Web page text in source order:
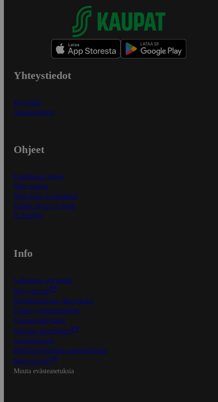
Yhteystiedot
Myymälät
Asiakaspalvelu
Ohjeet
Ensitilaajan ohjeet
Näin maksat
Näin tilaat ja muokkaat
Kaikki ohjeet ja vinkit
In English
Info
S-Business yrityksille
Oiva-raportit
Osuuskauppojen yhteystiedot
Tilaus- ja toimitusehdot
Tietosuojakäytäntö
Palvelun käyttöehdot
Saavutettavuus
Mobiilisovelluksen saavutettavuus
Mainostajalle
Muuta evästeasetuksia